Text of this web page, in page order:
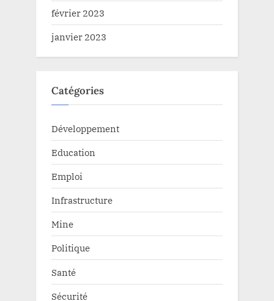
février 2023
janvier 2023
Catégories
Développement
Education
Emploi
Infrastructure
Mine
Politique
Santé
Sécurité